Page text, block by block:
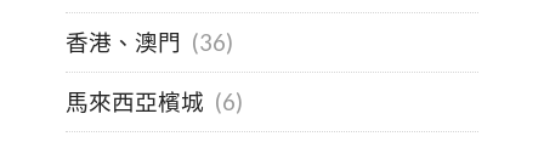
香港、澳門 (36)
馬來西亞檳城 (6)